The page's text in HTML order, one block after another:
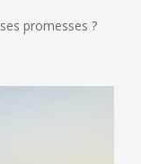
?